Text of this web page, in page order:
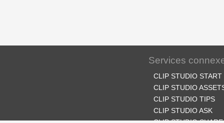
Services
CLIP STUDIO START
CLIP STUDIO
CLIP STUDIO TIPS
CLIP STUDIO ASK